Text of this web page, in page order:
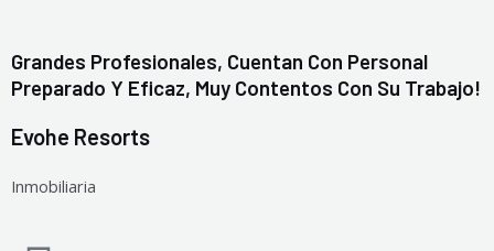
Grandes Profesionales, Cuentan Con Personal
Preparado Y Eficaz, Muy Contentos Con Su Trabajo!
Evohe Resorts
Inmobiliaria